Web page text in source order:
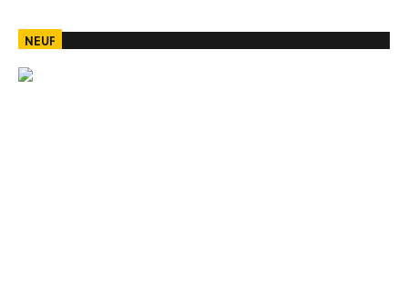
produits
Se connecter
NEUF